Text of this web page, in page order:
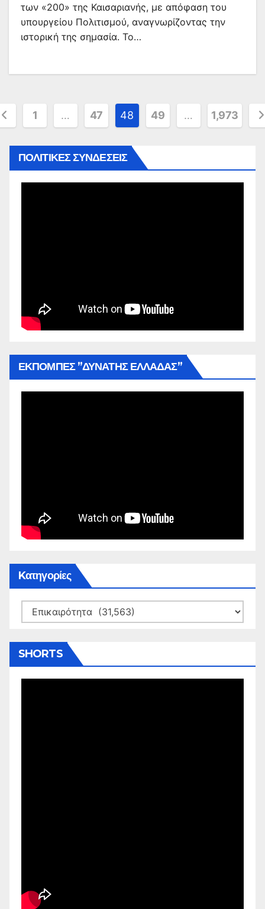
των «200» της Καισαριανής, με απόφαση του
υπουργείου Πολιτισμού, αναγνωρίζοντας την
ιστορική της σημασία. Το…
1 … 47 48 49 … 1,973
ΠΟΛΙΤΙΚΕΣ ΣΥΝΔΕΣΕΙΣ
ΕΚΠΟΜΠΕΣ ”ΔΥΝΑΤΗΣ ΕΛΛΑΔΑΣ”
Kατηγορίες
Kατηγορίες
SHORTS